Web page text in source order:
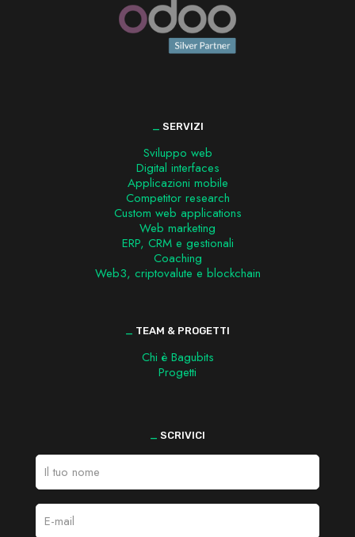
_ SERVIZI
Sviluppo web
Digital interfaces
Applicazioni mobile
Competitor research
Custom web applications
Web marketing
ERP, CRM e gestionali
Coaching
Web3, criptovalute e blockchain
_ TEAM & PROGETTI
Chi è Bagubits
Progetti
_ SCRIVICI